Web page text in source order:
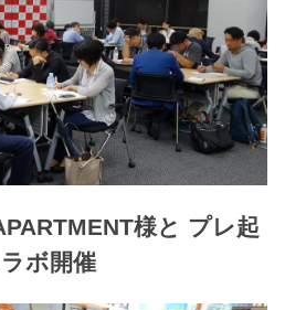
様と プレ起
ボ開催